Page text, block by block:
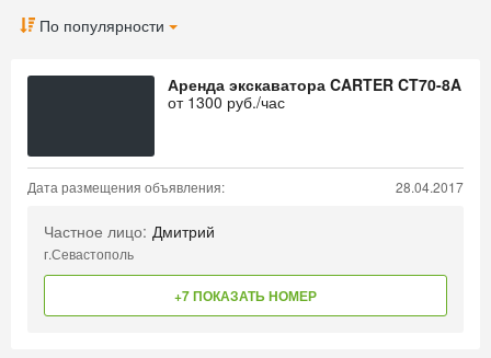
По популярности
Аренда экскаватора CARTER CT70-8A
от 1300 руб./час
Дата размещения объявления: 28.04.2017
Частное лицо: Дмитрий
г.Севастополь
+7 ПОКАЗАТЬ НОМЕР